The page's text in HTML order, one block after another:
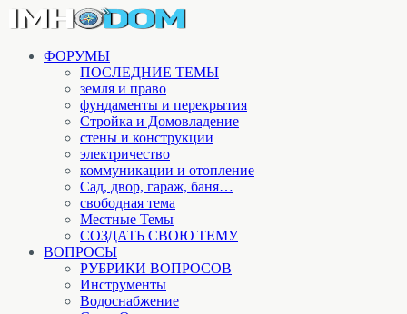
ФОРУМЫ
ПОСЛЕДНИЕ ТЕМЫ
земля и право
фундаменты и перекрытия
Стройка и Домовладение
стены и конструкции
электричество
коммуникации и отопление
Cад, двор, гараж, баня…
свободная тема
Местные Темы
СОЗДАТЬ СВОЮ ТЕМУ
ВОПРОСЫ
РУБРИКИ ВОПРОСОВ
Инструменты
Водоснабжение